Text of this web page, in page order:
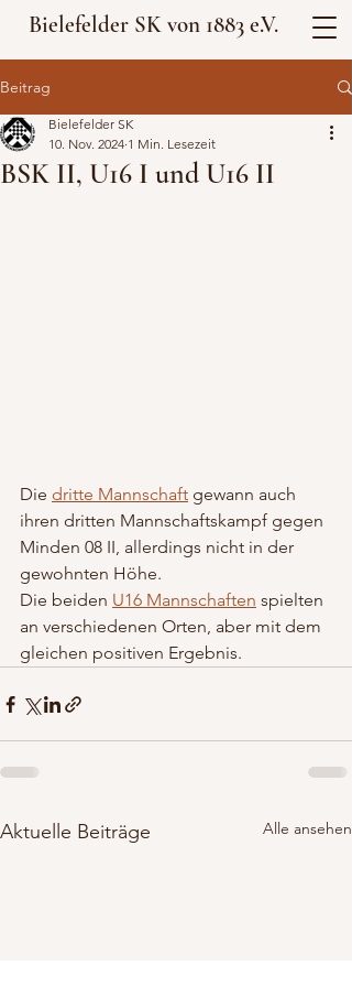
Bielefelder SK von 1883 e.V.
Beitrag
BSK II, U16 I und U16 II
Bielefelder SK
10. Nov. 2024 1 Min. Lesezeit
Die dritte Mannschaft gewann auch
ihren dritten Mannschaftskampf gegen
Minden 08 II, allerdings nicht in der
gewohnten Höhe.
Die beiden U16 Mannschaften spielten
an verschiedenen Orten, aber mit dem
gleichen positiven Ergebnis.
Aktuelle Beiträge Alle ansehen